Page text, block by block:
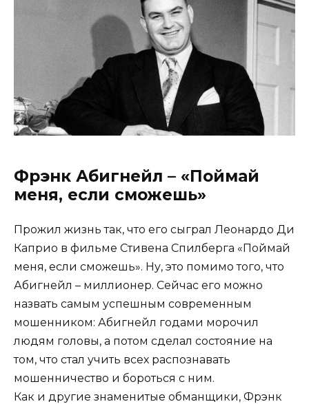
Фрэнк Абигнейл – «Поймай
меня, если сможешь»
Прожил жизнь так, что его сыграл Леонардо Ди
Каприо в фильме Стивена Спилберга «Поймай
меня, если сможешь». Ну, это помимо того, что
Абигнейл – миллионер. Сейчас его можно
назвать самым успешным современным
мошенником: Абигнейл годами морочил
людям головы, а потом сделал состояние на
том, что стал учить всех распознавать
мошенничество и бороться с ним.
Как и другие знаменитые обманщики, Фрэнк